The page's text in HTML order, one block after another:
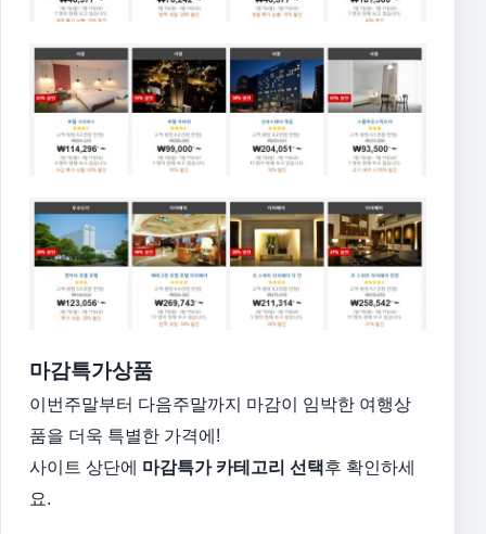
마감특가상품
이번주말부터 다음주말까지 마감이 임박한 여행상
품을 더욱 특별한 가격에!
사이트 상단에 마감특가 카테고리 선택후 확인하세
요.